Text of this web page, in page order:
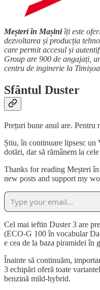
Meșteri în Mașiniîți este
dezvoltarea și producția
care permit accesul și
Group are 900 de angajați,
centru de inginerie la
Sfântul Duster
Prețuri bune anul are. Pentru
Știu, în continuare lipsesc
dotări, dar să rămânem la
Thanks for reading Meșteri
new posts and support my
Cel mai ieftin Duster 3 are
(ECO-G 100 în vocabular
e cea de la baza piramidei în
Înainte să continuăm,
3 echipări oferă toate
benzină mild-hybrid.